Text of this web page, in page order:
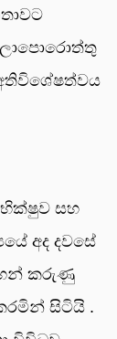
සහ
අද දවසේ
කරුණු
සිටියි .